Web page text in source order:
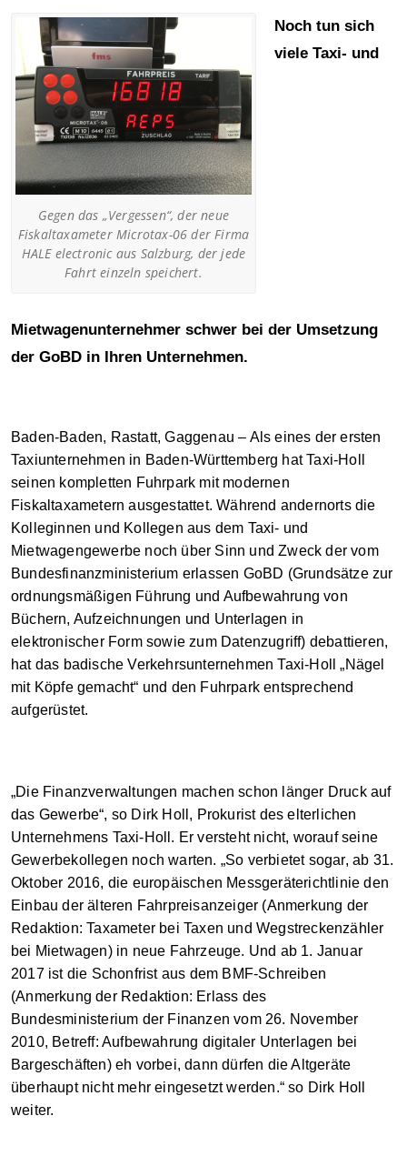
Gegen das „Vergessen“, der neue
Fiskaltaxameter Microtax-06 der Firma
HALE electronic aus Salzburg, der jede
Fahrt einzeln speichert.
Noch tun sich
viele Taxi- und
Mietwagenunternehmer schwer bei der Umsetzung
der GoBD in Ihren Unternehmen.
Baden-Baden, Rastatt, Gaggenau – Als eines der ersten
Taxiunternehmen in Baden-Württemberg hat Taxi-Holl
seinen kompletten Fuhrpark mit modernen
Fiskaltaxametern ausgestattet. Während andernorts die
Kolleginnen und Kollegen aus dem Taxi- und
Mietwagengewerbe noch über Sinn und Zweck der vom
Bundesfinanzministerium erlassen GoBD (Grundsätze zur
ordnungsmäßigen Führung und Aufbewahrung von
Büchern, Aufzeichnungen und Unterlagen in
elektronischer Form sowie zum Datenzugriff) debattieren,
hat das badische Verkehrsunternehmen Taxi-Holl „Nägel
mit Köpfe gemacht“ und den Fuhrpark entsprechend
aufgerüstet.
„Die Finanzverwaltungen machen schon länger Druck auf
das Gewerbe“, so Dirk Holl, Prokurist des elterlichen
Unternehmens Taxi-Holl. Er versteht nicht, worauf seine
Gewerbekollegen noch warten. „So verbietet sogar, ab 31.
Oktober 2016, die europäischen Messgeräterichtlinie den
Einbau der älteren Fahrpreisanzeiger (Anmerkung der
Redaktion: Taxameter bei Taxen und Wegstreckenzähler
bei Mietwagen) in neue Fahrzeuge. Und ab 1. Januar
2017 ist die Schonfrist aus dem BMF-Schreiben
(Anmerkung der Redaktion: Erlass des
Bundesministerium der Finanzen vom 26. November
2010, Betreff: Aufbewahrung digitaler Unterlagen bei
Bargeschäften) eh vorbei, dann dürfen die Altgeräte
überhaupt nicht mehr eingesetzt werden.“ so Dirk Holl
weiter.